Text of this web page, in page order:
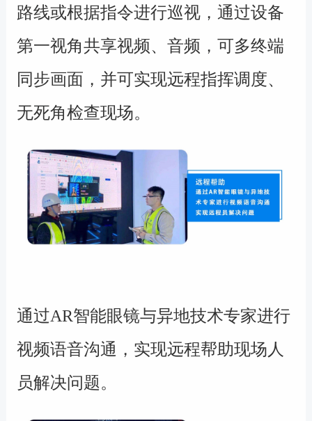
路线或根据指令进行巡视，通过设备
第一视角共享视频、音频，可多终端
同步画面，并可实现远程指挥调度、
无死角检查现场。
通过AR智能眼镜与异地技术专家进行
视频语音沟通，实现远程帮助现场人
员解决问题。